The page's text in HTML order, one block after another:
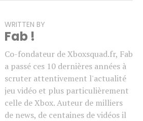
WRITTEN BY
Fab !
Co-fondateur de Xboxsquad.fr, Fab
a passé ces 10 dernières années à
scruter attentivement l'actualité
jeu vidéo et plus particulièrement
celle de Xbox. Auteur de milliers
de news, de centaines de vidéos il